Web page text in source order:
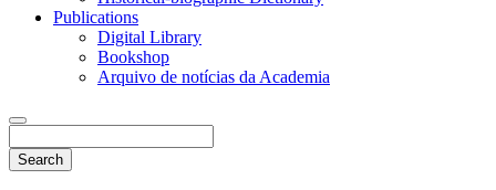
Publications
Digital Library
Bookshop
Arquivo de notícias da Academia